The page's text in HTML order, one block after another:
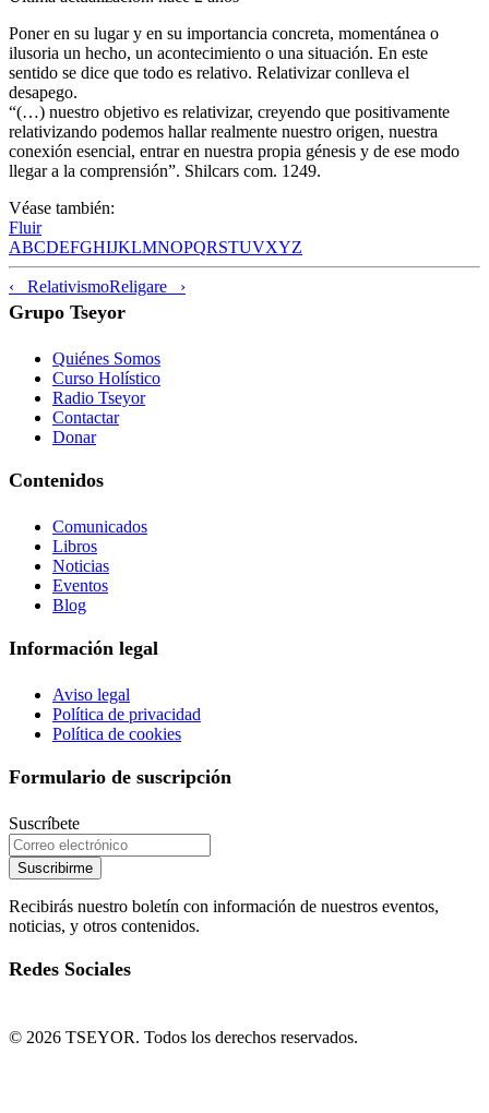
Poner en su lugar y en su importancia concreta, momentánea o
ilusoria un hecho, un acontecimiento o una situación. En este
sentido se dice que todo es relativo. Relativizar conlleva el
desapego.
“(…) nuestro objetivo es relativizar, creyendo que positivamente
relativizando podemos hallar realmente nuestro origen, nuestra
conexión esencial, entrar en nuestra propia génesis y de ese modo
llegar a la comprensión”. Shilcars com. 1249.
Véase también:
Fluir
ABCDEFGHIJKLMNOPQRSTUVXYZ
‹ RelativismoReligare ›
Grupo Tseyor
Quiénes Somos
Curso Holístico
Radio Tseyor
Contactar
Donar
Contenidos
Comunicados
Libros
Noticias
Eventos
Blog
Información legal
Aviso legal
Política de privacidad
Política de cookies
Formulario de suscripción
Suscríbete
Suscribirme
Recibirás nuestro boletín con información de nuestros eventos,
noticias, y otros contenidos.
Redes Sociales
© 2026 TSEYOR. Todos los derechos reservados.